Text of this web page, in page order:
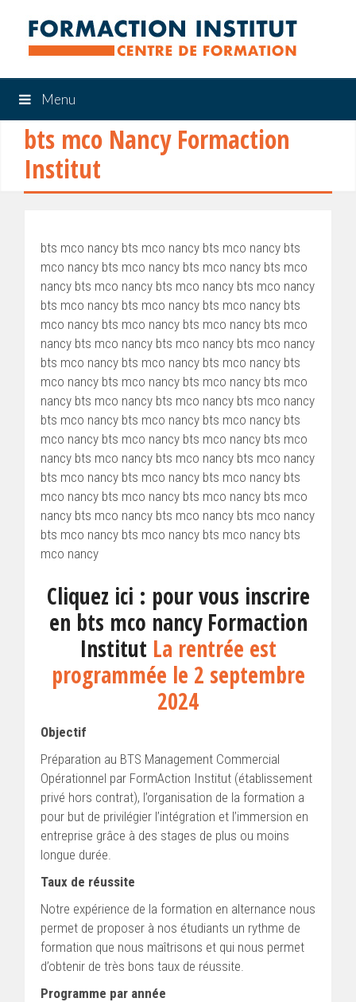
Menu
bts mco Nancy Formaction
Institut
bts mco nancy bts mco nancy bts mco nancy bts
mco nancy bts mco nancy bts mco nancy bts mco
nancy bts mco nancy bts mco nancy bts mco nancy
bts mco nancy bts mco nancy bts mco nancy bts
mco nancy bts mco nancy bts mco nancy bts mco
nancy bts mco nancy bts mco nancy bts mco nancy
bts mco nancy bts mco nancy bts mco nancy bts
mco nancy bts mco nancy bts mco nancy bts mco
nancy bts mco nancy bts mco nancy bts mco nancy
bts mco nancy bts mco nancy bts mco nancy bts
mco nancy bts mco nancy bts mco nancy bts mco
nancy bts mco nancy bts mco nancy bts mco nancy
bts mco nancy bts mco nancy bts mco nancy bts
mco nancy bts mco nancy bts mco nancy bts mco
nancy bts mco nancy bts mco nancy bts mco nancy
bts mco nancy bts mco nancy bts mco nancy bts
mco nancy
Cliquez ici : pour vous inscrire
en bts mco nancy Formaction
Institut La rentrée est
programmée le 2 septembre
2024
Objectif
Préparation au BTS Management Commercial
Opérationnel par FormAction Institut (établissement
privé hors contrat), l’organisation de la formation a
pour but de privilégier l’intégration et l’immersion en
entreprise grâce à des stages de plus ou moins
longue durée.
Taux de réussite
Notre expérience de la formation en alternance nous
permet de proposer à nos étudiants un rythme de
formation que nous maîtrisons et qui nous permet
d’obtenir de très bons taux de réussite.
Programme par année